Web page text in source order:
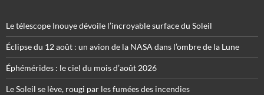
Le télescope Inouye dévoile l’incroyable surface du Soleil
Éclipse du 12 août : un avion de la NASA dans l’ombre de la Lune
Éphémérides : le ciel du mois d’août 2026
Le Soleil se lève, rougi par les fumées des incendies